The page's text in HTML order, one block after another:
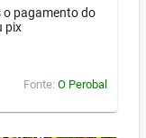
o pagamento do
pix
Fonte: O Perobal